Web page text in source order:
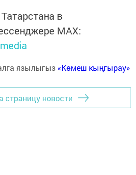
в
MАХ:
язылыгыз «Көмеш кыңгырау»
страницу новости